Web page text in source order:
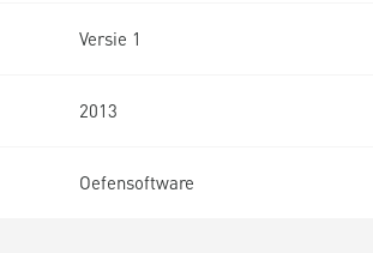
Versie 1
2013
Oefensoftware